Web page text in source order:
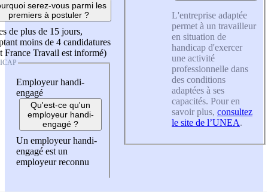
serez-vous parmi les
premiers à postuler ?
de plus de 15 jours,
moins de 4 candidatures
France Travail est informé)
Employeur handi-
engagé
Qu'est-ce qu'un
employeur handi-
engagé ?
Un employeur handi-
engagé est un
employeur reconnu
L'entreprise adaptée
permet à un travailleur
en situation de
handicap d'exercer
une activité
professionnelle dans
des conditions
adaptées à ses
capacités. Pour en
savoir plus, consultez
le site de l’UNEA.